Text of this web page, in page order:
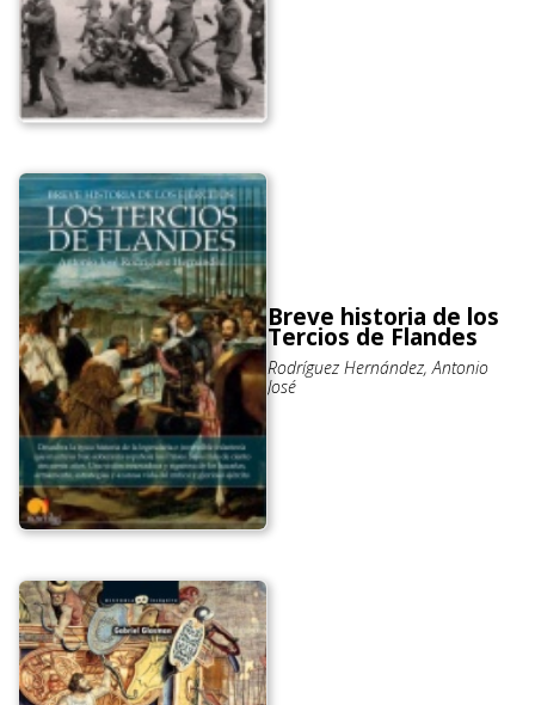
Breve historia de los
Tercios de Flandes
Rodríguez Hernández, Antonio
José